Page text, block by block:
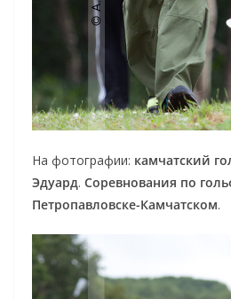
На фотографии: камчатский
Эдуард. Соревнования по
Петропавловске-Камчатском.